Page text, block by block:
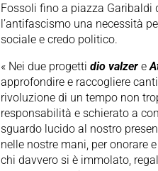
Fossoli fino a piazza Garibaldi
l’antifascismo una necessità
sociale e credo politico.
« Nei due progettidio valzer e
approfondire e raccogliere
rivoluzione di un tempo non
responsabilità e schierato a
sguardo lucido al nostro
nelle nostre mani, per onorare
chi davvero si è immolato,